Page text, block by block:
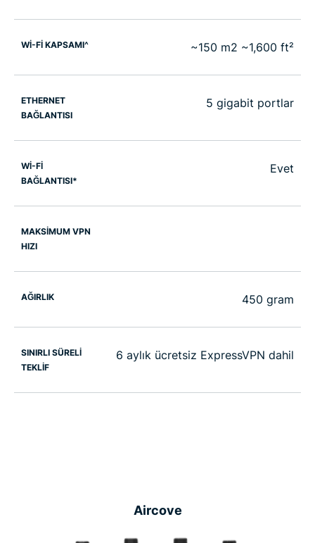
Wİ-Fİ KAPSAMI^ ~150 m2 ~1,600 ft²
ETHERNET
BAĞLANTISI
5 gigabit portlar
Wİ-Fİ
BAĞLANTISI*
Evet
MAKSİMUM VPN
HIZI
AĞIRLIK 450 gram
SINIRLI SÜRELI
TEKLIF
6 aylık ücretsiz ExpressVPN dahil
Aircove